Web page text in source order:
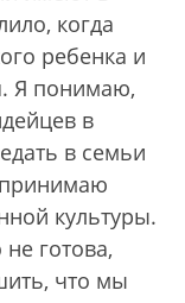
когда
ребенка и
Я понимаю,
в
в семьи
культуры.
готова,
что мы